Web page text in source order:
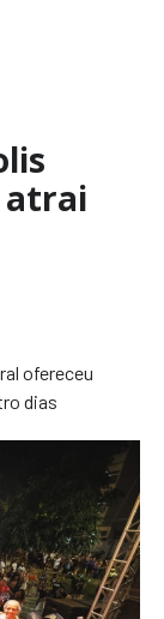
atrai
ofereceu
dias